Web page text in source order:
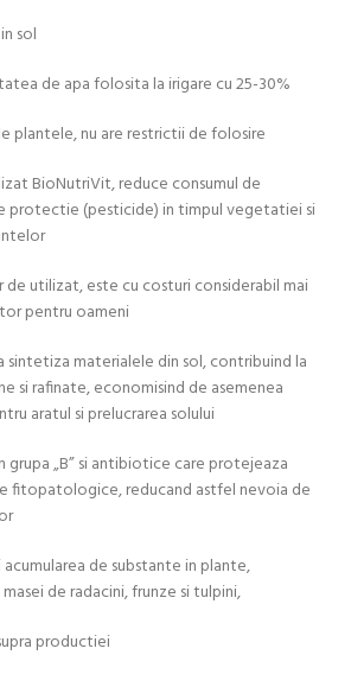
sol
de apa folosita la irigare cu 25-30%
plantele, nu are restrictii de folosire
BioNutriVit, reduce consumul de
protectie (pesticide) in timpul vegetatiei si
utilizat, este cu costuri considerabil mai
pentru oameni
materialele din sol, contribuind la
si rafinate, economisind de asemenea
aratul si prelucrarea solului
grupa „B” si antibiotice care protejeaza
fitopatologice, reducand astfel nevoia de
de substante in plante,
de radacini, frunze si tulpini,
productiei